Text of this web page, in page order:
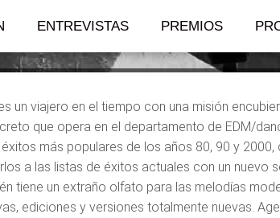
ENTREVISTAS PREMIOS
de
un viajero en el tiempo con una misión
que opera en el departamento de EDM/
más populares de los años 80, 90 y
a las listas de éxitos actuales con un nuevo
tiene un extraño olfato para las melodías
ediciones y versiones totalmente nuevas.